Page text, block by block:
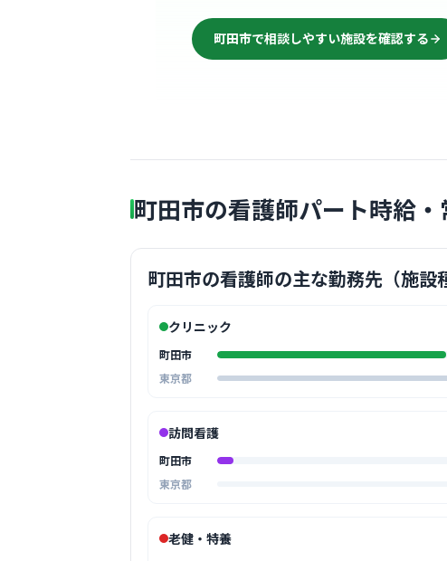
町田市で相談しやすい施設を確認する
町田市の看護師パート時給
町田市の看護師の主な勤務先（施設
クリニック
町田市
東京都
訪問看護
町田市
東京都
老健・特養